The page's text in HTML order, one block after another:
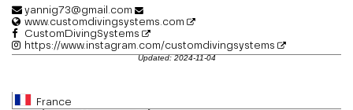
yannig73@gmail.com
www.customdivingsystems.com
CustomDivingSystems
https://www.instagram.com/customdivingsystems
Updated: 2024-11-04
France